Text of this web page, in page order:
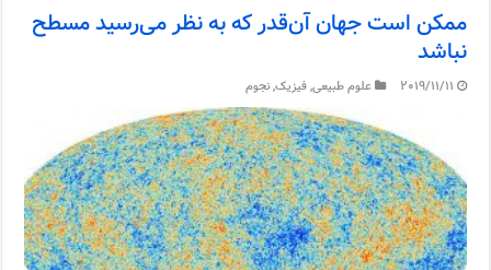
ممکن است جهان آن‌قدر که به نظر می‌رسید مسطح
نباشد
2019/11/11 علوم طبیعی,فیزیک,نجوم